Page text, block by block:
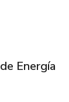
Energía